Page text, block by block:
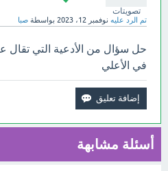
تصويتات
تم الرد عليه نوفمبر 12، 2023 بواسطة صبا
حل سؤال من الأدعية التي تقال
في الأعلي
أسئلة مشابهة